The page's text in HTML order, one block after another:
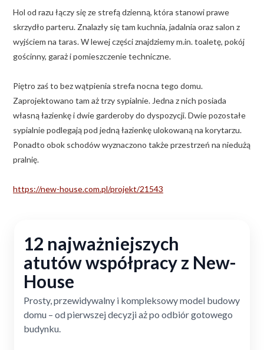
Hol od razu łączy się ze strefą dzienną, która stanowi prawe
skrzydło parteru. Znalazły się tam kuchnia, jadalnia oraz salon z
wyjściem na taras. W lewej części znajdziemy m.in. toaletę, pokój
gościnny, garaż i pomieszczenie techniczne.
Piętro zaś to bez wątpienia strefa nocna tego domu.
Zaprojektowano tam aż trzy sypialnie. Jedna z nich posiada
własną łazienkę i dwie garderoby do dyspozycji. Dwie pozostałe
sypialnie podlegają pod jedną łazienkę ulokowaną na korytarzu.
Ponadto obok schodów wyznaczono także przestrzeń na niedużą
pralnię.
https://new-house.com.pl/projekt/21543
12 najważniejszych
atutów współpracy z New-
House
Prosty, przewidywalny i kompleksowy model budowy
domu – od pierwszej decyzji aż po odbiór gotowego
budynku.